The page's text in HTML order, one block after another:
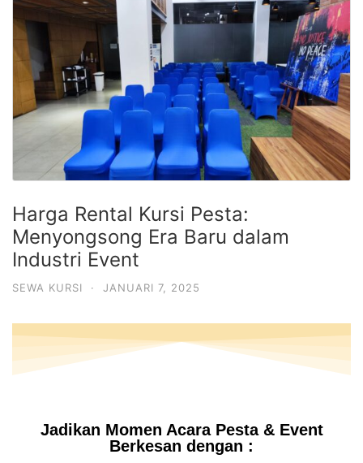
Harga Rental Kursi Pesta:
Menyongsong Era Baru dalam
Industri Event
SEWA KURSI · JANUARI 7, 2025
Jadikan Momen Acara Pesta & Event
Berkesan dengan :